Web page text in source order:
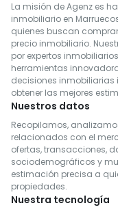
La misión de Agenz es
inmobiliario en
quienes buscan
precio inmobiliario.
por expertos
herramientas
decisiones
obtener las mejores
Nuestros datos
Recopilamos,
relacionados con el
ofertas, transacciones,
sociodemográficos y
estimación precisa a
propiedades.
Nuestra tecnología